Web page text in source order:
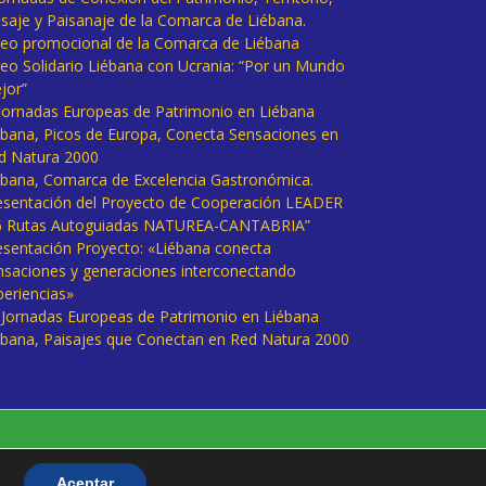
y Paisanaje de la Comarca de Liébana.
promocional de la Comarca de Liébana
Solidario Liébana con Ucrania: “Por un Mundo
Europeas de Patrimonio en Liébana
Picos de Europa, Conecta Sensaciones en
Natura 2000
Comarca de Excelencia Gastronómica.
del Proyecto de Cooperación LEADER
Rutas Autoguiadas NATUREA-CANTABRIA”
Proyecto: «Liébana conecta
y generaciones interconectando
Europeas de Patrimonio en Liébana
Paisajes que Conectan en Red Natura 2000